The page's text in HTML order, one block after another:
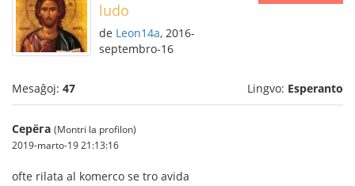
ludo
de Leon14a, 2016-
septembro-16
Mesaĝoj: 47 Lingvo: Esperanto
Серёга (Montri la profilon)
2019-marto-19 21:13:16
ofte rilata al komerco se tro avida